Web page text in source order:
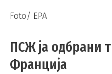
Foto/ EPA
ПСЖ ја одбрани
Франција